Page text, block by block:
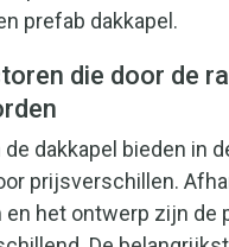
prefab dakkapel.
die door de
de dakkapel bieden in
prijsverschillen.
en het ontwerp zijn de